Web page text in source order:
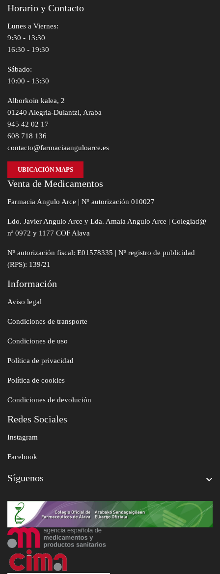
Horario y Contacto
Lunes a Viernes:
9:30 - 13:30
16:30 - 19:30
Sábado:
10:00 - 13:30
Alborkoin kalea, 2
01240 Alegria-Dulantzi, Araba
945 42 02 17
608 718 136
contacto@farmaciaanguloarce.es
UBICACIÓN MAPS
Venta de Medicamentos
Farmacia Angulo Arce | Nº autorización 010027
Ldo. Javier Angulo Arce y Lda. Amaia Angulo Arce | Colegiad@
nª 0972 y 1177 COF Alava
Nº autorización fiscal: E01578335 | Nº registro de publicidad
(RPS): 139/21
Información
Aviso legal
Condiciones de transporte
Condiciones de uso
Política de privacidad
Política de cookies
Condiciones de devolución
Redes Sociales
Instagram
Facebook
Síguenos 